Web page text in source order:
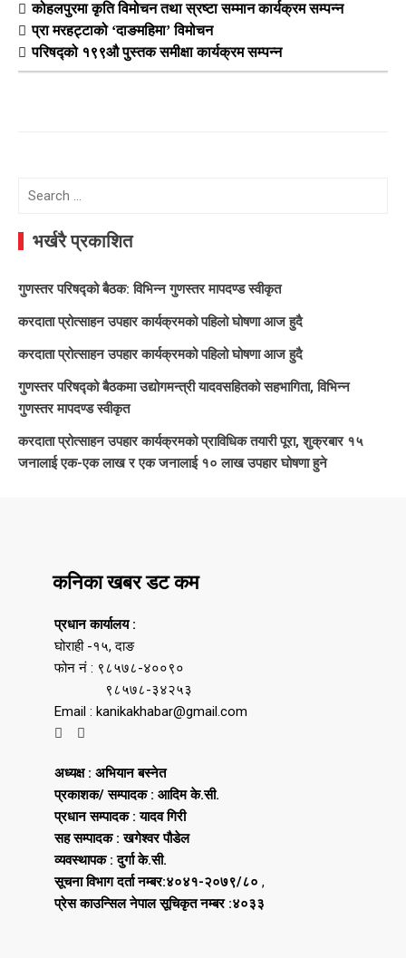
कोहलपुरमा कृति विमोचन तथा स्रष्टा सम्मान कार्यक्रम सम्पन्न
प्रा मरहट्टाको ‘दाङमहिमा’ विमोचन
परिषद्को १९९औ पुस्तक समीक्षा कार्यक्रम सम्पन्न
Search
भर्खरै प्रकाशित
गुणस्तर परिषद्को बैठक: विभिन्न गुणस्तर मापदण्ड स्वीकृत
करदाता प्रोत्साहन उपहार कार्यक्रमको पहिलो घोषणा आज हुदै
करदाता प्रोत्साहन उपहार कार्यक्रमको पहिलो घोषणा आज हुदै
गुणस्तर परिषद्को बैठकमा उद्योगमन्त्री यादवसहितको सहभागिता, विभिन्न
गुणस्तर मापदण्ड स्वीकृत
करदाता प्रोत्साहन उपहार कार्यक्रमको प्राविधिक तयारी पूरा, शुक्रबार १५
जनालाई एक-एक लाख र एक जनालाई १० लाख उपहार घोषणा हुने
कनिका खबर डट कम
प्रधान कार्यालय :
घोराही -१५, दाङ
फोन नं : ९८५७८-४००९०
९८५७८-३४२५३
Email : kanikakhabar@gmail.com
अध्यक्ष : अभियान बस्नेत
प्रकाशक/ सम्पादक : आदिम के.सी.
प्रधान सम्पादक : यादव गिरी
सह सम्पादक : खगेश्वर पौडेल
व्यवस्थापक : दुर्गा के.सी.
सूचना विभाग दर्ता नम्बर:४०४१-२०७९/८० ,
प्रेस काउन्सिल नेपाल सूचिकृत नम्बर :४०३३